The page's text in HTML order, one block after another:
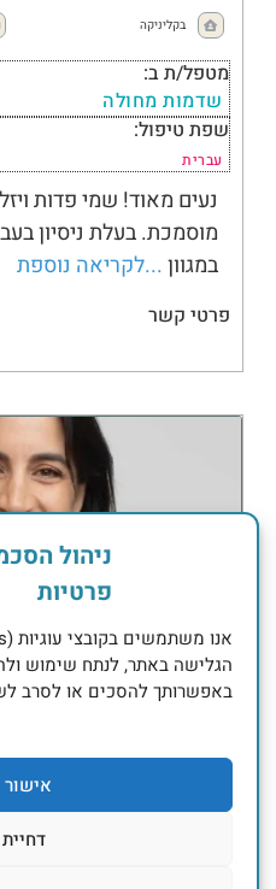
ניהול
פרטיות
הגלישה באתר, לנתח שימוש
באפשרותך להסכים או לסרב
בקליניקה
מטפל/ת ב:
שדמות מחולה
שפת טיפול:
עברית
נעים מאוד! שמי פדות
מוסמכת. בעלת ניסיון
במגוון...לקריאה נוספת
פרטי קשר
מבוגרים (תעסוקתי)